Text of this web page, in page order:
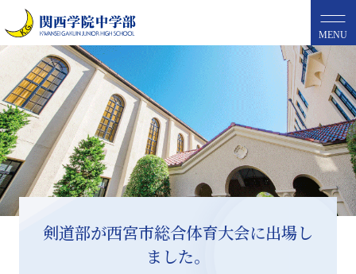
MENU
剣道部が西宮市総合体育大会に出場し
ました。